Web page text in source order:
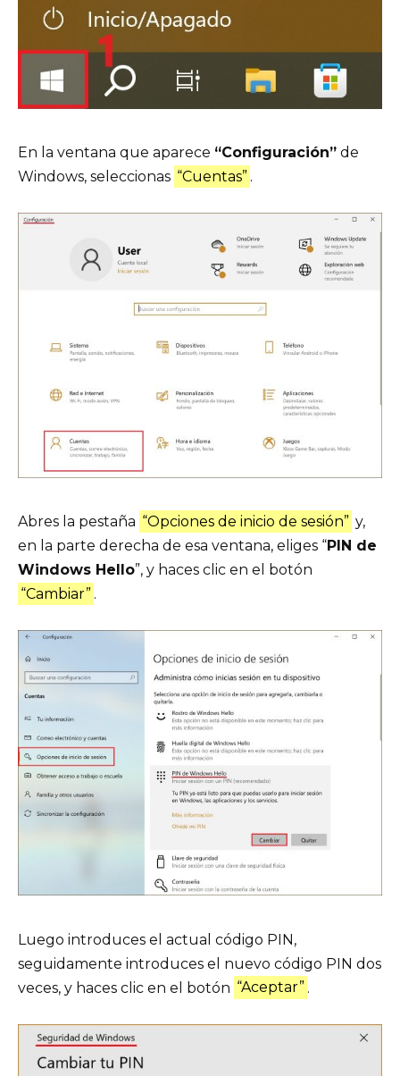
En la ventana que aparece “Configuración” de
Windows, seleccionas “Cuentas” .
Abres la pestaña “Opciones de inicio de sesión” y,
en la parte derecha de esa ventana, eliges “PIN de
Windows Hello”, y haces clic en el botón
“Cambiar” .
Luego introduces el actual código PIN,
seguidamente introduces el nuevo código PIN dos
veces, y haces clic en el botón “Aceptar” .